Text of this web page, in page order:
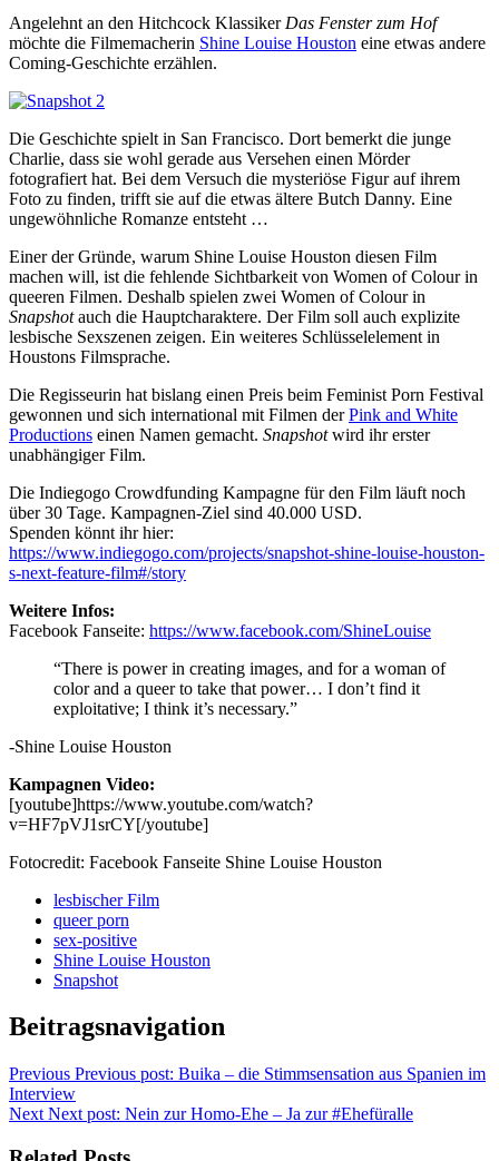
Angelehnt an den Hitchcock Klassiker Das Fenster zum Hof
möchte die Filmemacherin Shine Louise Houston eine etwas andere
Coming-Geschichte erzählen.
Die Geschichte spielt in San Francisco. Dort bemerkt die junge
Charlie, dass sie wohl gerade aus Versehen einen Mörder
fotografiert hat. Bei dem Versuch die mysteriöse Figur auf ihrem
Foto zu finden, trifft sie auf die etwas ältere Butch Danny. Eine
ungewöhnliche Romanze entsteht …
Einer der Gründe, warum Shine Louise Houston diesen Film
machen will, ist die fehlende Sichtbarkeit von Women of Colour in
queeren Filmen. Deshalb spielen zwei Women of Colour in
Snapshotauch die Hauptcharaktere. Der Film soll auch explizite
lesbische Sexszenen zeigen. Ein weiteres Schlüsselelement in
Houstons Filmsprache.
Die Regisseurin hat bislang einen Preis beim Feminist Porn Festival
gewonnen und sich international mit Filmen derPink and White
Productions einen Namen gemacht. Snapshotwird ihr erster
unabhängiger Film.
Die Indiegogo Crowdfunding Kampagne für den Film läuft noch
über 30 Tage. Kampagnen-Ziel sind 40.000 USD.
Spenden könnt ihr hier:
https://www.indiegogo.com/projects/snapshot-shine-louise-houston-
s-next-feature-film#/story
Weitere Infos:
Facebook Fanseite: https://www.facebook.com/ShineLouise
“There is power in creating images, and for a woman of
color and a queer to take that power… I don’t find it
exploitative; I think it’s necessary.”
-Shine Louise Houston
Kampagnen Video:
[youtube]https://www.youtube.com/watch?
v=HF7pVJ1srCY[/youtube]
Fotocredit: Facebook Fanseite Shine Louise Houston
lesbischer Film
queer porn
sex-positive
Shine Louise Houston
Snapshot
Beitragsnavigation
Previous Previous post: Buika – die Stimmsensation aus Spanien im
Interview
Next Next post: Nein zur Homo-Ehe – Ja zur #Ehefüralle